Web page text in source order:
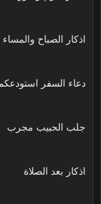
اذكار الصباح
دعاء السفر استودعكم
جلب الحبيب مجرب
اذكار بعد الصلاة